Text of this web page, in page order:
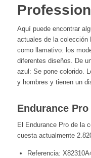
Aquí puede encontrar
actuales de la colección
como llamativo: los
diferentes diseños. De
azul: Se pone colorido.
y hombres y tienen un
Endurance
El Endurance Pro de la
cuesta actualmente
Referencia: